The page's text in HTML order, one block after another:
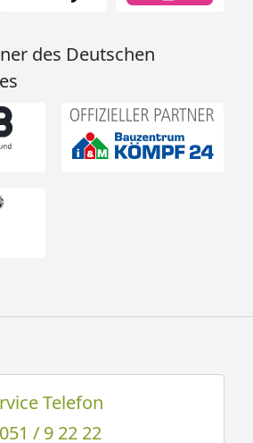
des Deutschen
Telefon
/ 9 22 22